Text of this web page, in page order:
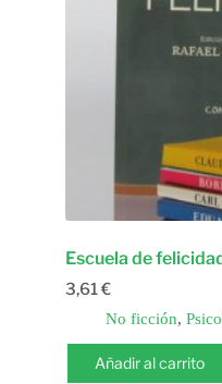
Escuela de
3,61€
No ficción,
Añadir al carrito